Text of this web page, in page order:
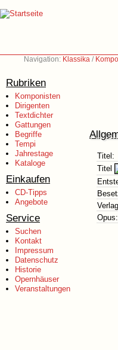
Navigation: Klassika /
Rubriken
Komponisten
Dirigenten
Textdichter
Gattungen
Begriffe
Tempi
Jahrestage
Kataloge
Einkaufen
CD-Tipps
Angebote
Service
Suchen
Kontakt
Impressum
Datenschutz
Historie
Opernhäuser
Veranstaltungen
Titel:
Titel
Opus: